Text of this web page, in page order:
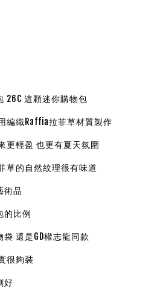
26C 這顆迷你購物包
編織Raffia拉菲草材質製作
更輕盈 也更有夏天氛圍
草的自然紋理很有味道
術品
的比例
還是GD權志龍同款
很夠裝
好